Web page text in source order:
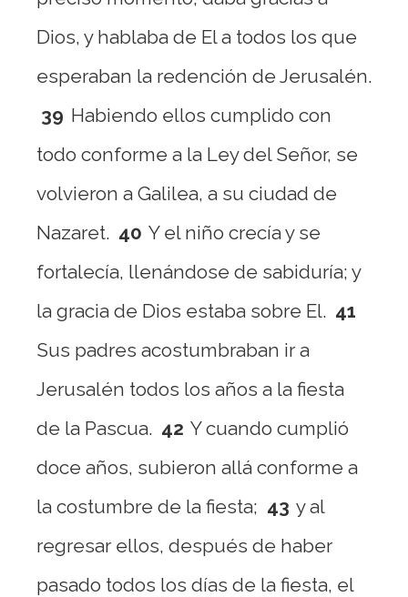
Dios, y hablaba de El a todos los que
esperaban la redención de Jerusalén.
39 Habiendo ellos cumplido con
todo conforme a la Ley del Señor, se
volvieron a Galilea, a su ciudad de
Nazaret. 40 Y el niño crecía y se
fortalecía, llenándose de sabiduría; y
la gracia de Dios estaba sobre El. 41
Sus padres acostumbraban ir a
Jerusalén todos los años a la fiesta
de la Pascua. 42 Y cuando cumplió
doce años, subieron allá conforme a
la costumbre de la fiesta; 43 y al
regresar ellos, después de haber
pasado todos los días de la fiesta, el